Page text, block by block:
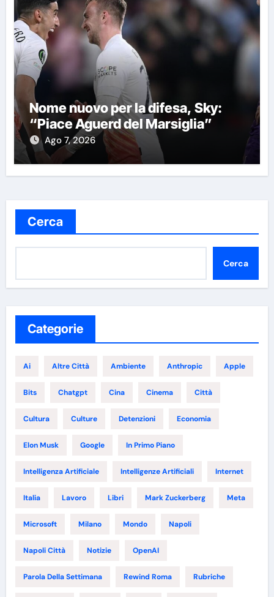
Nome nuovo per la difesa, Sky:
“Piace Aguerd del Marsiglia”
Ago 7, 2026
Cerca
Cerca
Categorie
Ai Altre Città Ambiente Anthropic Apple
Bits Chatgpt Cina Cinema Città
Cultura Culture Detenzioni Economia
Elon Musk Google In Primo Piano
Intelligenza Artificiale Intelligenze Artificiali Internet
Italia Lavoro Libri Mark Zuckerberg Meta
Microsoft Milano Mondo Napoli
Napoli Città Notizie OpenAI
Parola Della Settimana Rewind Roma Rubriche